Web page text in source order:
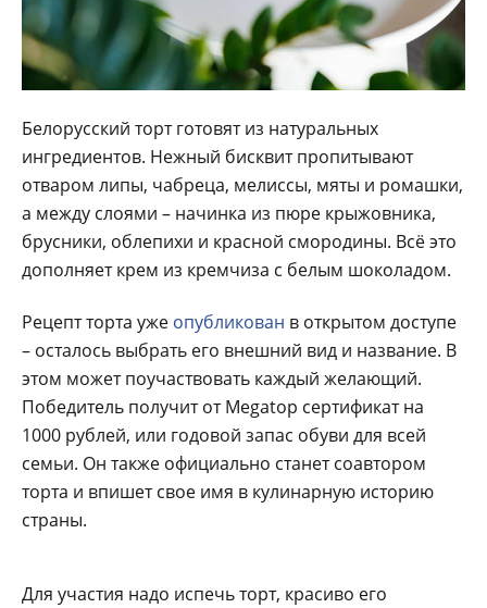
Белорусский торт готовят из натуральных
ингредиентов. Нежный бисквит пропитывают
отваром липы, чабреца, мелиссы, мяты и ромашки,
а между слоями – начинка из пюре крыжовника,
брусники, облепихи и красной смородины. Всё это
дополняет крем из кремчиза с белым шоколадом.
Рецепт торта уже опубликован в открытом доступе
– осталось выбрать его внешний вид и название. В
этом может поучаствовать каждый желающий.
Победитель получит от Megatop сертификат на
1000 рублей, или годовой запас обуви для всей
семьи. Он также официально станет соавтором
торта и впишет свое имя в кулинарную историю
страны.
Для участия надо испечь торт, красиво его